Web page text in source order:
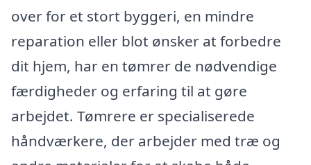
over for et stort byggeri, en mindre
reparation eller blot ønsker at forbedre
dit hjem, har en tømrer de nødvendige
færdigheder og erfaring til at gøre
arbejdet. Tømrere er specialiserede
håndværkere, der arbejder med træ og